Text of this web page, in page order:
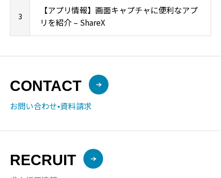
3
【アプリ情報】画面キャプチャに便利なアプ
リを紹介 – ShareX
CONTACT
お問い合わせ•資料請求
RECRUIT